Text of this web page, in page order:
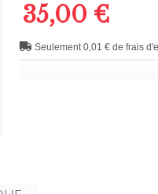
35,00 €
Seulement 0,01 € de frais